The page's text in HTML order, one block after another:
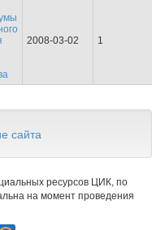
2008-03-02 1
сайта
ресурсов ЦИК, по
на момент проведения